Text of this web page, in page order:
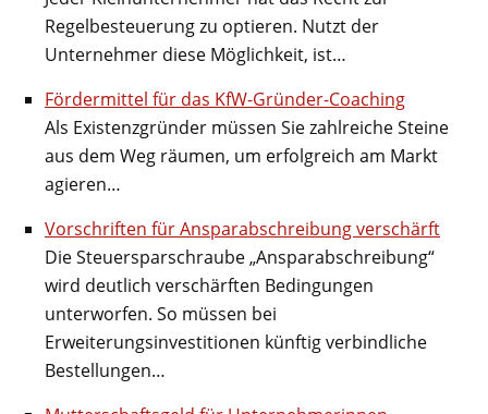
Regelbesteuerung zu optieren. Nutzt der
Unternehmer diese Möglichkeit, ist…
Fördermittel für das KfW-Gründer-Coaching
Als Existenzgründer müssen Sie zahlreiche Steine
aus dem Weg räumen, um erfolgreich am Markt
agieren…
Vorschriften für Ansparabschreibung verschärft
Die Steuersparschraube „Ansparabschreibung“
wird deutlich verschärften Bedingungen
unterworfen. So müssen bei
Erweiterungsinvestitionen künftig verbindliche
Bestellungen…